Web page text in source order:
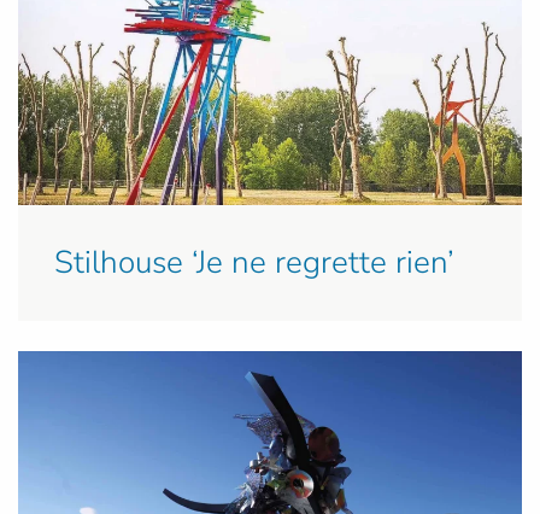
Stilhouse ‘Je ne regrette rien’